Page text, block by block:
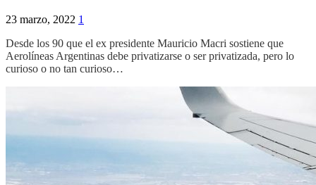
23 marzo, 2022 1
Desde los 90 que el ex presidente Mauricio Macri sostiene que
Aerolíneas Argentinas debe privatizarse o ser privatizada, pero lo
curioso o no tan curioso…